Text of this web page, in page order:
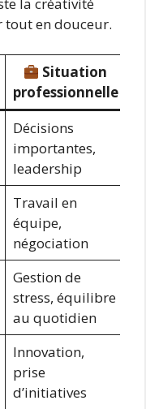
en douceur.
Situation
professionnelle
Décisions
importantes,
leadership
Travail en
équipe,
négociation
Gestion de
stress, équilibre
au quotidien
Innovation,
prise
d’initiatives